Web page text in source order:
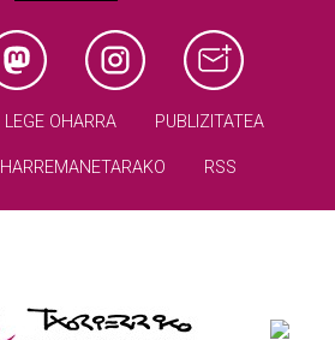
LEGE OHARRA PUBLIZITATEA
HARREMANETARAKO RSS